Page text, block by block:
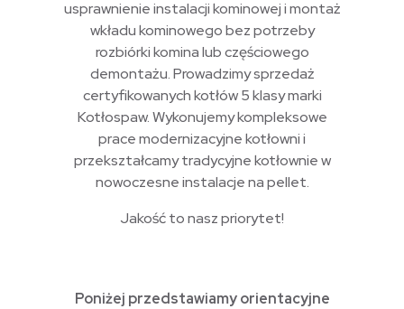
usprawnienie instalacji kominowej i montaż
wkładu kominowego bez potrzeby
rozbiórki komina lub częściowego
demontażu. Prowadzimy sprzedaż
certyfikowanych kotłów 5 klasy marki
Kotłospaw. Wykonujemy kompleksowe
prace modernizacyjne kotłowni i
przekształcamy tradycyjne kotłownie w
nowoczesne instalacje na pellet.
Jakość to nasz priorytet!
Poniżej przedstawiamy orientacyjne